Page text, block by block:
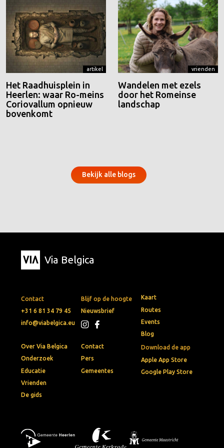
artikel
Het Raadhuisplein in
Heerlen: waar Ro-meins
Coriovallum opnieuw
bovenkomt
vrienden
Wandelen met ezels
door het Romeinse
landschap
Bekijk alle blogs
Via Belgica
Contact
+31 6 81 34 79 45
info@viabelgica.eu
Blijf op de hoogte
Nieuwsbrief
Download de app
Apple App Store
Google Play Store
Kaart
Routes
Events
Blog
Over Via Belgica
Onderzoek
Educatie
Vrienden
De gids
Contact
Pers
Gemeentes